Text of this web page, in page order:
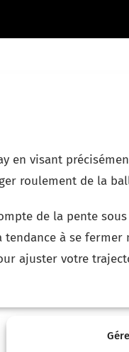
en visant
roulement de la
de la pente
à se fermer
ajuster votre